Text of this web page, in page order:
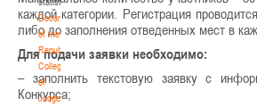
Documents
of the
Republican
Collegium
of
Judges
каждой категории. Регистрация
либо до заполнения отведенных мест в
Для подачи заявки необходимо:
– заполнить текстовую заявку с
Конкурса;